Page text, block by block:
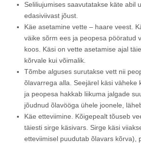
Seliliujumises saavutatakse käte abil
edasiviivast jõust.
Käe asetamine vette – haare veest.
väike sõrm ees ja peopesa pööratud
koos. Käsi on vette asetamise ajal
kõrvale kui võimalik.
Tõmbe alguses surutakse vett nii
õlavarrega alla. Seejärel käsi väheke
ja peopesa hakkab liikuma jalgade
jõudnud õlavööga ühele joonele,
Käe etteviimine. Kõigepealt tõuseb
täiesti sirge käsivars. Sirge käsi
etteviimisel puudutab õlavars kõrva),